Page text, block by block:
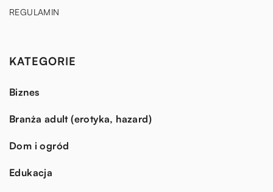
REGULAMIN
KATEGORIE
Biznes
Branża adult (erotyka, hazard)
Dom i ogród
Edukacja